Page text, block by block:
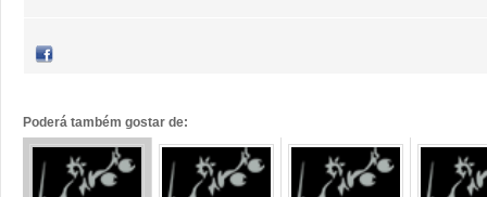
Poderá também gostar de: